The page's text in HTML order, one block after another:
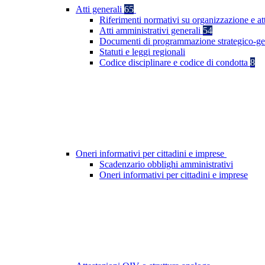
Atti generali 65
Riferimenti normativi su organizzazione e
Atti amministrativi generali 54
Documenti di programmazione strategico-
Statuti e leggi regionali
Codice disciplinare e codice di condotta 8
Oneri informativi per cittadini e imprese
Scadenzario obblighi amministrativi
Oneri informativi per cittadini e imprese